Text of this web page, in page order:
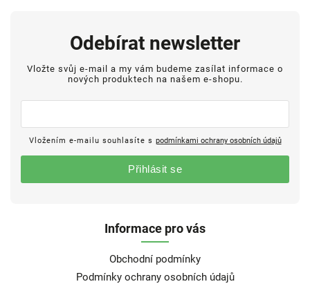
Informace pro vás
Obchodní podmínky
Podmínky ochrany osobních údajů
Odebírat newsletter
Vložte svůj e-mail a my vám budeme zasílat informace o
nových produktech na našem e-shopu.
Vložením e-mailu souhlasíte s podmínkami ochrany osobních údajů
Přihlásit se